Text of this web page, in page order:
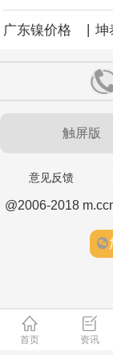
广东镍价格 | 坤
触屏版
意见反馈
@2006-2018
首页 资讯